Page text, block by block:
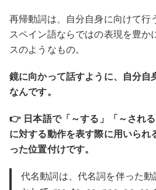
再帰動詞は、自分自身に向けて行
スペイン語ならではの表現を豊か
スのようなもの。
鏡に向かって話すように、自分自
なんです。
👉 日本語で「～する」「～され
に対する動作を表す際に用いられ
った位置付けです。
代名動詞は、代名詞を伴った